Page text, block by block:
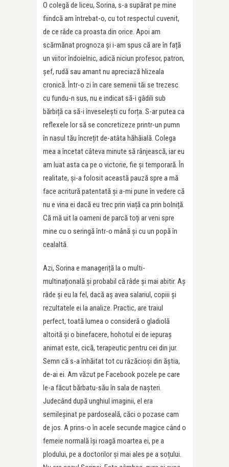
O colegă de liceu, Sorina, s-a supărat pe mine
fiindcă am întrebat-o, cu tot respectul cuvenit,
de ce râde ca proasta din orice. Apoi am
scărmănat prognoza și i-am spus că are în față
un viitor îndoielnic, adică niciun profesor, patron,
șef, rudă sau amant nu apreciază hlizeala
cronică. Într-o zi în care semenii tăi se trezesc
cu fundu-n sus, nu e indicat să-i gâdili sub
bărbiță ca să-i înveselești cu forța. S-ar putea ca
reflexele lor să se concretizeze printr-un pumn
în nasul tău încrețit de-atâta hăhăială. Colega
mea a încetat câteva minute să rânjească, iar eu
am luat asta ca pe o victorie, fie și temporară. În
realitate, și-a folosit această pauză spre a mă
face acritură patentată și a-mi pune în vedere că
nu e vina ei dacă eu trec prin viață ca prin bolniță.
Că mă uit la oameni de parcă toți ar veni spre
mine cu o seringă într-o mână și cu un popă în
cealaltă.
Azi, Sorina e manageriță la o multi-
multinațională și probabil că râde și mai abitir. Aș
râde și eu la fel, dacă aș avea salariul, copiii și
rezultatele ei la analize. Practic, are traiul
perfect, toată lumea o consideră o gladiolă
altoită și o binefacere, hohotul ei de iepuraș
animat este, cică, terapeutic pentru cei din jur.
Semn că s-a înhăitat tot cu râzăcioși din ăștia,
de-ai ei. Am văzut pe Facebook pozele pe care
le-a făcut bărbatu-său în sala de nașteri.
Judecând după unghiul imaginii, el era
semileșinat pe pardoseală, căci o pozase cam
de jos. A prins-o în acele secunde magice când o
femeie normală își roagă moartea ei, pe a
plodului, pe a doctorilor și mai ales pe a soțului.